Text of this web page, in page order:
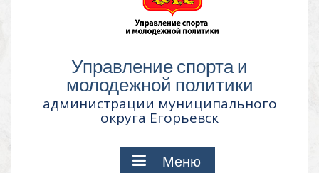
Управление спорта и
молодежной политики
администрации муниципального
округа Егорьевск
Меню